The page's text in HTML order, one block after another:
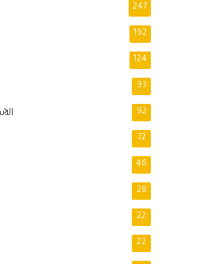
247
192
124
93
92
72
46
28
22
22